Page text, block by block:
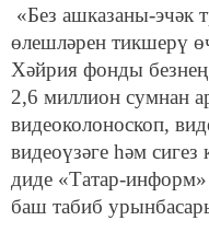
«Без ашказаны-эчәк
өлешләрен тикшерү
Хәйрия фонды
2,6 миллион сумнан
видеоколоноскоп,
видеоүзәге һәм
диде «Татар-информ»
баш табиб